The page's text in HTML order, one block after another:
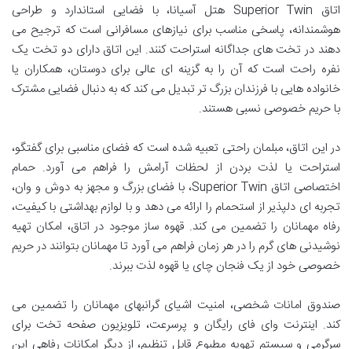
اتاق Superior Twin هتل آسیانا، با فضایی استاندارد و طراحی
هوشمندانه، پاسخی مناسب برای نیازهای مسافرانی است که ترجیح می
دهند در تخت های جداگانه استراحت کنند. این اتاق دارای دو تخت یک
نفره راحت است که آن را به گزینه ای عالی برای دوستان، همکاران یا
خانواده هایی با فرزندان بزرگ تر تبدیل می کند که به دنبال فضایی مشترک
با حریم خصوصی نسبی هستند.
در این اتاق، مبلمان راحتی تعبیه شده است که فضای مناسبی برای گفتگو،
استراحت یا لذت بردن از لحظات آرامش را فراهم می آورد. حمام
اختصاصی اتاق Superior Twin، با فضای بزرگ و مجهز به دوش و وان،
تجربه ای دلپذیر از استحمام را ارائه می دهد و با لوازم بهداشتی با کیفیت،
رفاه مهمانان را تضمین می کند. قهوه ساز موجود در اتاق، امکان تهیه
نوشیدنی های گرم را در هر زمان فراهم می آورد تا مهمانان بتوانند در حریم
خصوصی خود از یک فنجان چای یا قهوه لذت ببرند.
صندوق امانات شخصی، امنیت اشیای گرانبهای مهمانان را تضمین می
کند. اینترنت وای فای رایگان و پرسرعت، تلویزیون صفحه تخت برای
سرگرمی و سیستم تهویه مطبوع قابل تنظیم، از دیگر امکانات رفاهی این